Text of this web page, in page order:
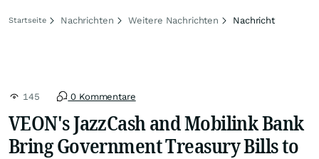
Startseite Nachrichten Weitere Nachrichten Nachricht
145 0 Kommentare
VEON's JazzCash and Mobilink Bank
Bring Government Treasury Bills to